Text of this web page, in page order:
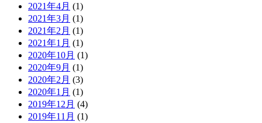
2021年4月 (1)
2021年3月 (1)
2021年2月 (1)
2021年1月 (1)
2020年10月 (1)
2020年9月 (1)
2020年2月 (3)
2020年1月 (1)
2019年12月 (4)
2019年11月 (1)